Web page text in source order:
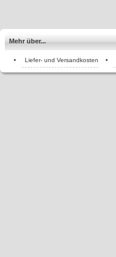
Mehr über...
Liefer- und Versandkosten